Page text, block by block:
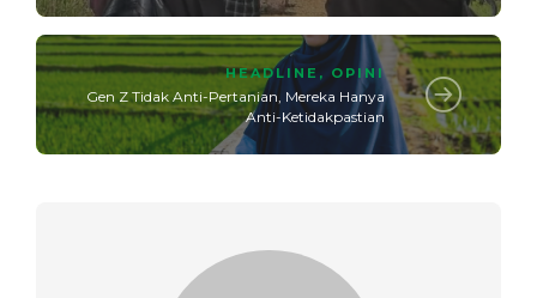
HEADLINE , OPINI
Gen Z Tidak Anti-Pertanian, Mereka Hanya
Anti-Ketidakpastian